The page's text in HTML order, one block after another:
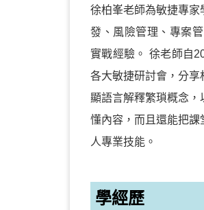
徐柏峯老師為敏捷專
發、風險管理、專案
實戰經驗。 徐老師自
各大敏捷研討會，分
顯語言解釋繁瑣概念
懂內容，而且還能把
人專業技能。
學經歷